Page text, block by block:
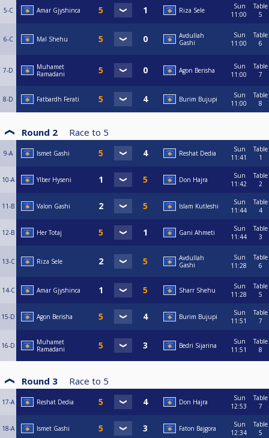
5-C Amar Gjyshinca Riza Sele
Sun
11:00
Table
5
6-C Mal Shehu
Avdullah
Gashi
Sun
11:00
Table
6
7-D
Muhamet
Ramadani
Agon Berisha
Sun
11:00
Table
7
8-D Fatbardh Ferati Burim Bujupi
Sun
11:00
Table
8
Round 2 Race to 5
9-A Ismet Gashi Reshat Dedia
Sun
11:41
Table
1
10-A Ylber Hyseni Don Hajra
Sun
11:42
Table
2
11-B Valon Gashi Islam Kutleshi
Sun
11:44
Table
4
12-B Her Totaj Gani Ahmeti
Sun
11:44
Table
3
13-C Riza Sele
Avdullah
Gashi
Sun
11:28
Table
6
14-C Amar Gjyshinca Sharr Shehu
Sun
11:28
Table
5
15-D Agon Berisha Burim Bujupi
Sun
11:51
Table
7
16-D
Muhamet
Ramadani
Bedri Sijarina
Sun
11:51
Table
8
Round 3 Race to 5
17-A Reshat Dedia Don Hajra
Sun
12:53
Table
7
18-A Ismet Gashi Faton Bajgora
Sun
12:34
Table
5